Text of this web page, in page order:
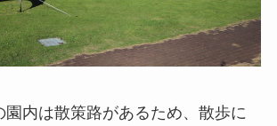
園内は散策路があるため、散歩に